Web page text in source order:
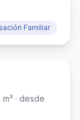
Familiar
m² · desde